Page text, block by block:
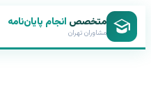
متخصص انجام پایان‌نامه
مشاوران تهران